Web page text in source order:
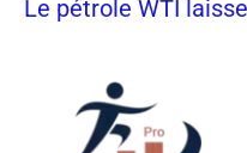
Le pétrole WTI